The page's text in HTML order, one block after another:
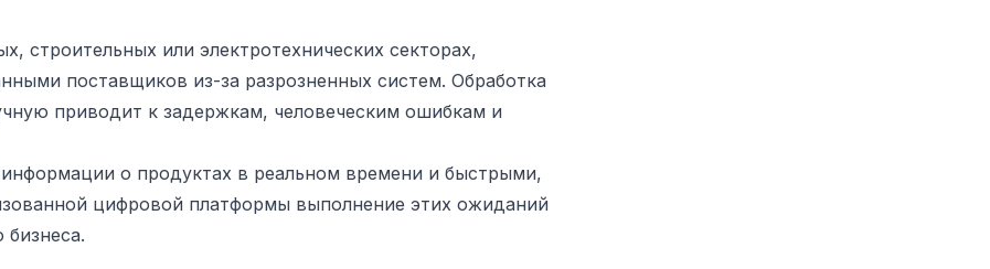
строительных или электротехнических секторах,
поставщиков из-за разрозненных систем. Обработка
приводит к задержкам, человеческим ошибкам и
о продуктах в реальном времени и быстрыми,
цифровой платформы выполнение этих ожиданий